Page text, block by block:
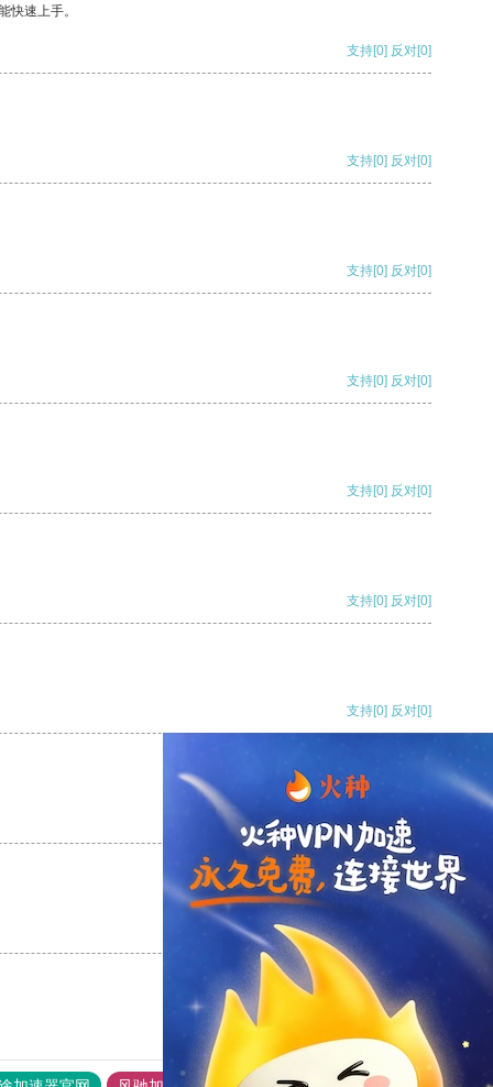
快速上手。
支持[0] 反对[0]
支持[0] 反对[0]
支持[0] 反对[0]
支持[0] 反对[0]
支持[0] 反对[0]
支持[0] 反对[0]
支持[0] 反对[0]
支持 反对
[0]